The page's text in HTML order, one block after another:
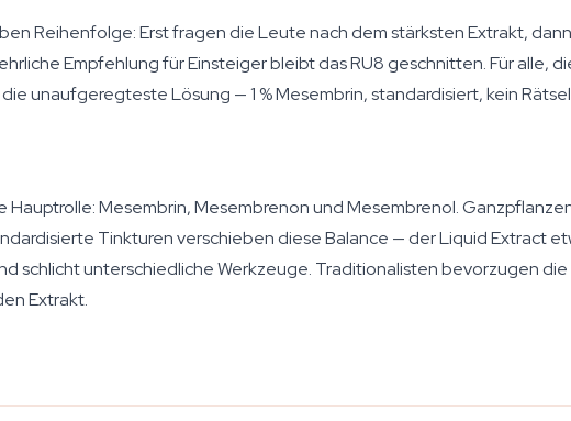
Reihenfolge: Erst fragen die Leute nach dem stärksten Extrakt,
Empfehlung für Einsteiger bleibt das RU8 geschnitten. Für alle,
unaufgeregteste Lösung — 1 % Mesembrin, standardisiert, kein
Hauptrolle: Mesembrin, Mesembrenon und Mesembrenol.
Tinkturen verschieben diese Balance — der Liquid Extract
schlicht unterschiedliche Werkzeuge. Traditionalisten bevorzugen
Extrakt.